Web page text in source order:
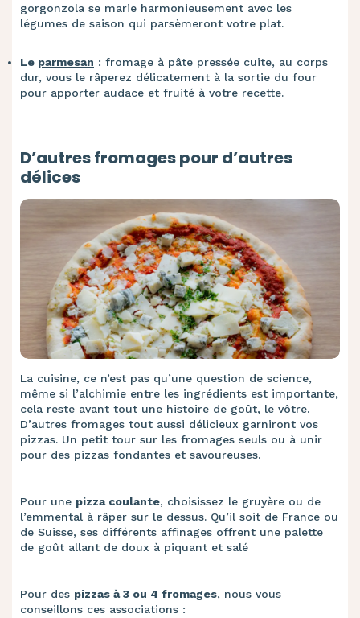
gorgonzola se marie harmonieusement avec les
légumes de saison qui parsèmeront votre plat.
Le parmesan : fromage à pâte pressée cuite, au corps
dur, vous le râperez délicatement à la sortie du four
pour apporter audace et fruité à votre recette.
D’autres fromages pour d’autres
délices
La cuisine, ce n’est pas qu’une question de science,
même si l’alchimie entre les ingrédients est importante,
cela reste avant tout une histoire de goût, le vôtre.
D’autres fromages tout aussi délicieux garniront vos
pizzas. Un petit tour sur les fromages seuls ou à unir
pour des pizzas fondantes et savoureuses.
Pour une pizza coulante, choisissez le gruyère ou de
l’emmental à râper sur le dessus. Qu’il soit de France ou
de Suisse, ses différents affinages offrent une palette
de goût allant de doux à piquant et salé
Pour des pizzas à 3 ou 4 fromages, nous vous
conseillons ces associations :